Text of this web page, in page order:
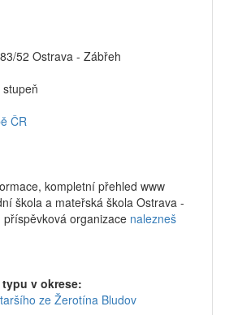
52 Ostrava - Zábřeh
ČR
kompletní přehled www
škola a mateřská škola Ostrava -
organizace nalezneš
v okrese:
ze Žerotína Bludov